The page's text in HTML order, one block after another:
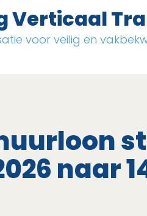
Verticaal
voor veilig en
naar